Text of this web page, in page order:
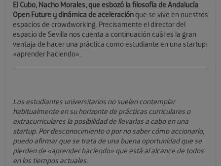
El Cubo, Nacho Morales, que esbozó la filosofía de Andalucía
Open Future y dinámica de aceleraciónque se vive en nuestros
espacios de crowdworking. Precisamente el director del
espacio de Sevilla nos cuenta a continuación cuál es la gran
ventaja de hacer una práctica como estudiante en una startup:
«aprender haciendo».
Los estudiantes universitarios no suelen contemplar
habitualmente en su horizonte de prácticas curriculares o
extracurriculares la posibilidad de llevarlas a cabo en una
startup. Por desconocimiento o por no saber cómo accionarlo,
puedo afirmar que se trata de una buena oportunidad que se
pierden de «aprender haciendo» que está al alcance de todos
en los tiempos actuales.